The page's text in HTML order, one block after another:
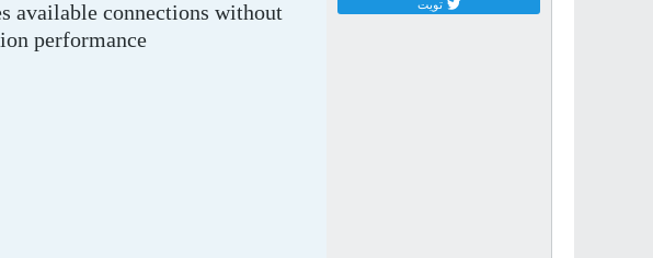
available connections without
performance